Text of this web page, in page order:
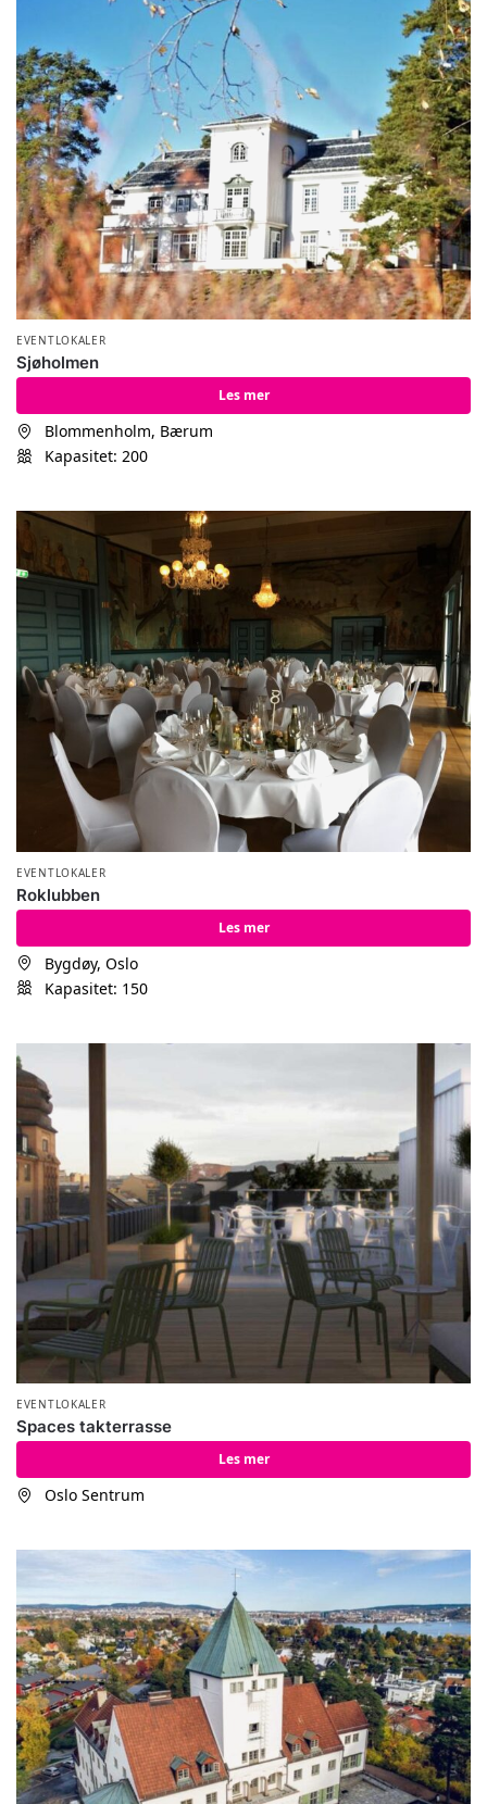
EVENTLOKALER
Sjøholmen
Les mer
Blommenholm, Bærum
Kapasitet: 200
EVENTLOKALER
Roklubben
Les mer
Bygdøy, Oslo
Kapasitet: 150
EVENTLOKALER
Spaces takterrasse
Les mer
Oslo Sentrum